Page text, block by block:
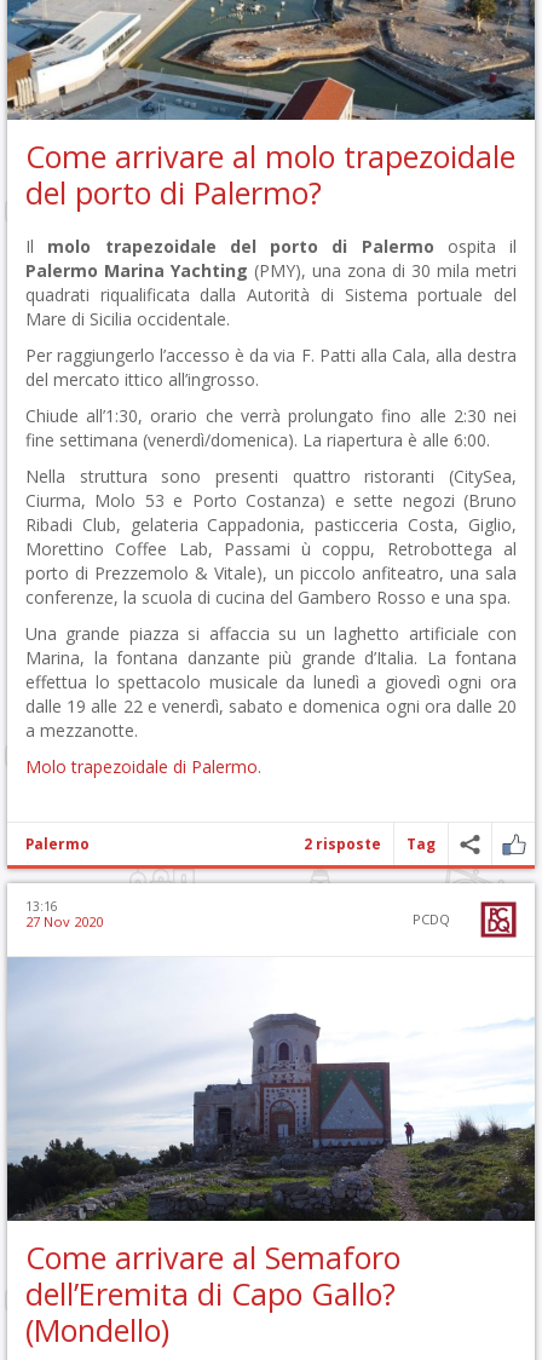
Come arrivare al molo trapezoidale
del porto di Palermo?
Il molo trapezoidale del porto di Palermo ospita il
Palermo Marina Yachting (PMY), una zona di 30 mila metri
quadrati riqualificata dalla Autorità di Sistema portuale del
Mare di Sicilia occidentale.
Per raggiungerlo l’accesso è da via F. Patti alla Cala, alla destra
del mercato ittico all’ingrosso.
Chiude all’1:30, orario che verrà prolungato fino alle 2:30 nei
fine settimana (venerdì/domenica). La riapertura è alle 6:00.
Nella struttura sono presenti quattro ristoranti (CitySea,
Ciurma, Molo 53 e Porto Costanza) e sette negozi (Bruno
Ribadi Club, gelateria Cappadonia, pasticceria Costa, Giglio,
Morettino Coffee Lab, Passami ù coppu, Retrobottega al
porto di Prezzemolo & Vitale), un piccolo anfiteatro, una sala
conferenze, la scuola di cucina del Gambero Rosso e una spa.
Una grande piazza si affaccia su un laghetto artificiale con
Marina, la fontana danzante più grande d’Italia. La fontana
effettua lo spettacolo musicale da lunedì a giovedì ogni ora
dalle 19 alle 22 e venerdì, sabato e domenica ogni ora dalle 20
a mezzanotte.
Molo trapezoidale di Palermo.
Palermo 2 risposte Tag
13:16
27 Nov 2020 PCDQ
Come arrivare al Semaforo
dell’Eremita di Capo Gallo?
(Mondello)